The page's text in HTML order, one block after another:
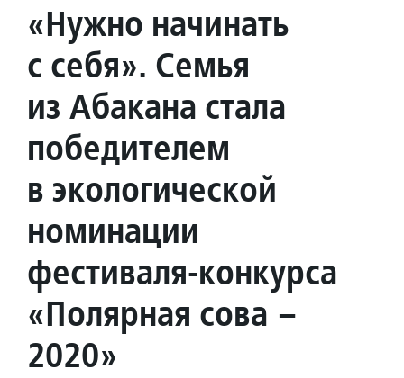
«Нужно начинать
с себя». Семья
из Абакана стала
победителем
в экологической
номинации
фестиваля-конкурса
«Полярная сова –
2020»